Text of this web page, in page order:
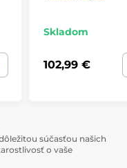
dávkovači
či reaguje.
ktorá podporuje
kedykoľvek
pomocou
o vaše
Skladom
102,99 €
súčasťou našich
o vaše